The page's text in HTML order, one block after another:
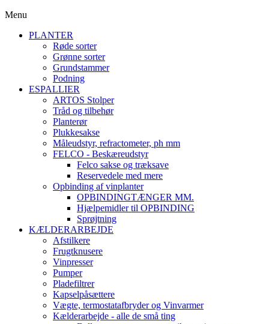
Menu
PLANTER
Røde sorter
Grønne sorter
Grundstammer
Podning
ESPALLIER
ARTOS Stolper
Tråd og tilbehør
Planterør
Plukkesakse
Måleudstyr, refractometer, ph mm
FELCO - Beskæreudstyr
Felco sakse og træksave
Reservedele med mere
Opbinding af vinplanter
OPBINDINGTÆNGER MM.
Hjælpemidler til OPBINDING
Sprøjtning
KÆLDERARBEJDE
Afstilkere
Frugtknusere
Vinpresser
Pumper
Pladefiltrer
Kapselpåsættere
Vægte, termostatafbryder og Vinvarmer
Kælderarbejde - alle de små ting